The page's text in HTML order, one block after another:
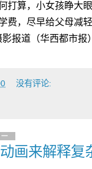
算，小女孩睁大眼
费，尽早给父母减
报道（华西都市报）
没有评论:
画来解释复